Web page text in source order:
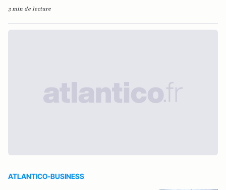
3 min de lecture
ATLANTICO-BUSINESS